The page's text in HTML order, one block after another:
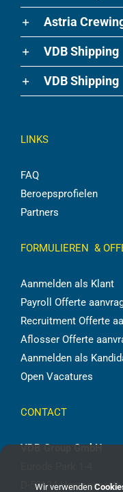
Astria
VDB Shipping
VDB Shipping
LINKS
FAQ
Beroepsprofielen
Partners
FORMULIEREN &
Aanmelden als Klant
Payroll Offerte
Recruitment Offerte
Aflosser Offerte
Aanmelden als
Open Vacatures
CONTACT
VDB Group GmbH
D-52134 Herzogenrath
Wir verwenden